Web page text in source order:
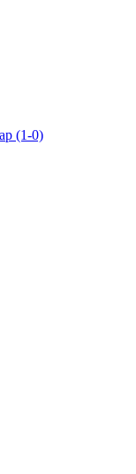
(1-0)